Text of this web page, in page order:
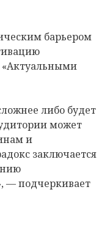
барьером
«Актуальными
либо будет
может
и
заключается
— подчеркивает